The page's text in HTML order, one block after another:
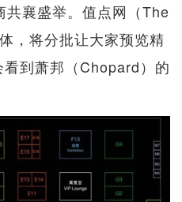
襄盛举。值点网（The
，将分批让大家预览精
到萧邦（Chopard）的